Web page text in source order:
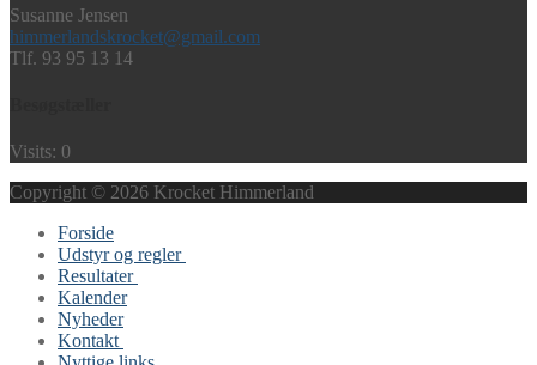
Susanne Jensen
himmerlandskrocket@gmail.com
Tlf. 93 95 13 14
Visits: 0
Copyright © 2026 Krocket Himmerland
Forside
Udstyr og regler
Krocketudstyr
Krocketbanen
Buer
Start spillet
Resultater
M1
M2 – A1
A2
Kalender
Nyheder
Kontakt